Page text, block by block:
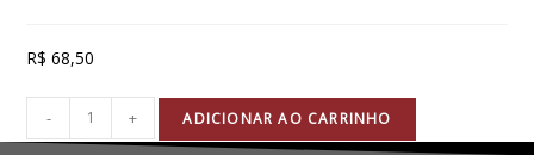
R$ 68,50
- + ADICIONAR AO CARRINHO